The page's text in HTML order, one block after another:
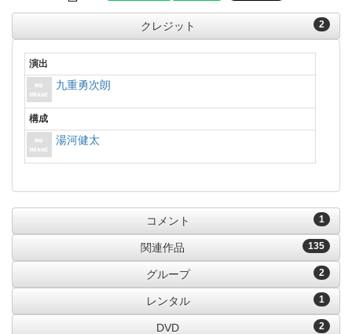
2
クレジット
演出
九重勇次朗
構成
湯河健太
1
コメント
135
関連作品
2
グループ
1
レンタル
2
DVD